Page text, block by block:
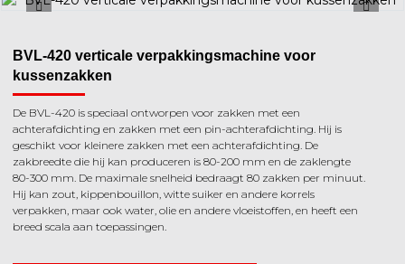
BVL-420 verticale verpakkingsmachine voor
kussenzakken
De BVL-420 is speciaal ontworpen voor zakken met een
achterafdichting en zakken met een pin-achterafdichting. Hij is
geschikt voor kleinere zakken met een achterafdichting. De
zakbreedte die hij kan produceren is 80-200 mm en de zaklengte
80-300 mm. De maximale snelheid bedraagt ​​80 zakken per minuut.
Hij kan zout, kippenbouillon, witte suiker en andere korrels
verpakken, maar ook water, olie en andere vloeistoffen, en heeft een
breed scala aan toepassingen.